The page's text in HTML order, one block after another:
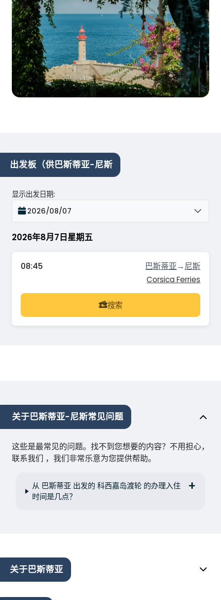
出发板（供巴斯蒂亚-尼斯
2026年8月7日星期五
显示出发日期:
2026/08/07
08:45 巴斯蒂亚→尼斯
Corsica Ferries
搜索
关于巴斯蒂亚-尼斯常见问题
这些是最常见的问题。找不到您想要的内容？不用担心，
联系我们 ，我们非常乐意为您提供帮助。
从 巴斯蒂亚 出发的 科西嘉岛渡轮 的办理入住
时间是几点？
关于巴斯蒂亚